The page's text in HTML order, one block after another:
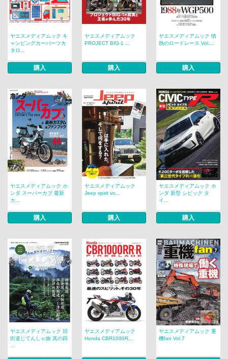
ヤエスメディアムック キ
ャンピングカーパーツカ
タロ...
購入
ヤエスメディアムック
PROJECT BIG-1 ...
購入
ヤエスメディアムック 情
熱のロードレース Vol....
購入
ヤエスメディアムック ホ
ンダ スーパーカブ 最新
カ...
購入
ヤエスメディアムック
Jeep spirit vo...
購入
ヤエスメディアムック ホ
ンダ 新型 シビック タ
イ...
購入
ヤエスメディアムック 旧
街道じてんしゃ旅 其の四
ヤエスメディアムック
Honda CBR1000R...
ヤエスメディアムック 重
機fan Vol.7